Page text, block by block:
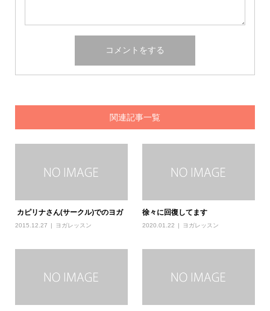
関連記事一覧
カピリナさん(サークル)でのヨガ
2015.12.27 ヨガレッスン
徐々に回復してます
2020.01.22 ヨガレッスン